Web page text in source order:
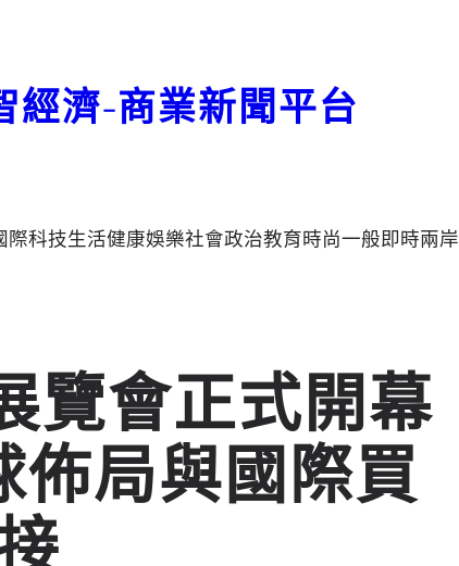
經濟-商業新聞平台
際科技生活健康娛樂社會政治教育時尚一般即時兩岸
覽會正式開幕
佈局與國際買